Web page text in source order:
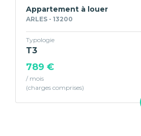
Appartement à louer
ARLES - 13200
Typologie
T3
789 €
/ mois